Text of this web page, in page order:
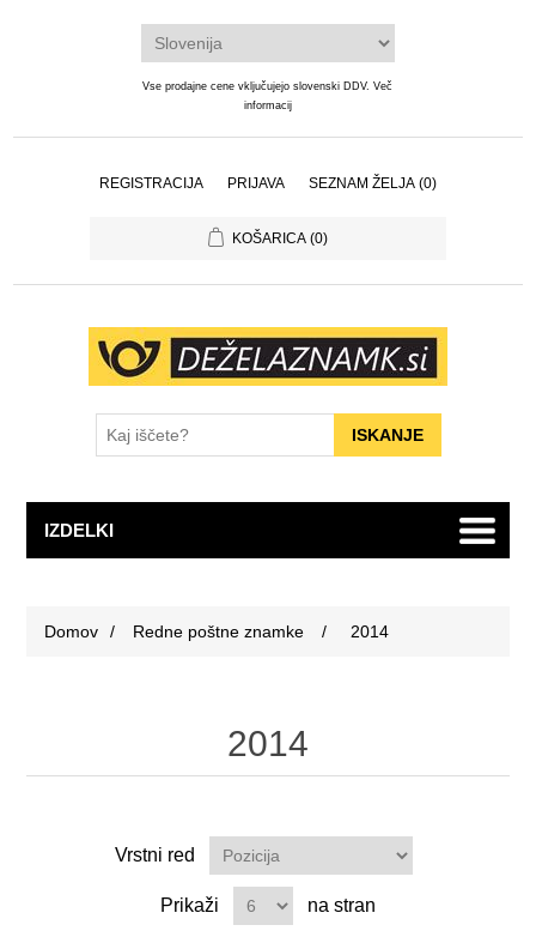
Vse prodajne cene vključujejo slovenski DDV.Več
informacij
REGISTRACIJA PRIJAVA SEZNAM ŽELJA (0)
KOŠARICA (0)
IZDELKI
Domov / Redne poštne znamke / 2014
2014
Vrstni red
Prikaži na stran